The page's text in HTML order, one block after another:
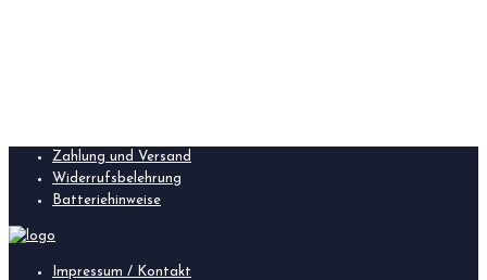
Zahlung und Versand
Widerrufsbelehrung
Batteriehinweise
Impressum / Kontakt